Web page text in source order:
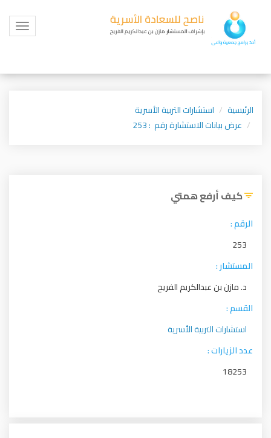
Toggle
الرئيسية
استشارات التربية الأسرية
عرض بيانات الاستشارة رقم : 253
كيف أرفع همتي
الرقم :
253
المستشار :
د. مازن بن عبدالكريم الفريح
القسم :
استشارات التربية الأسرية
عدد الزيارات :
18253